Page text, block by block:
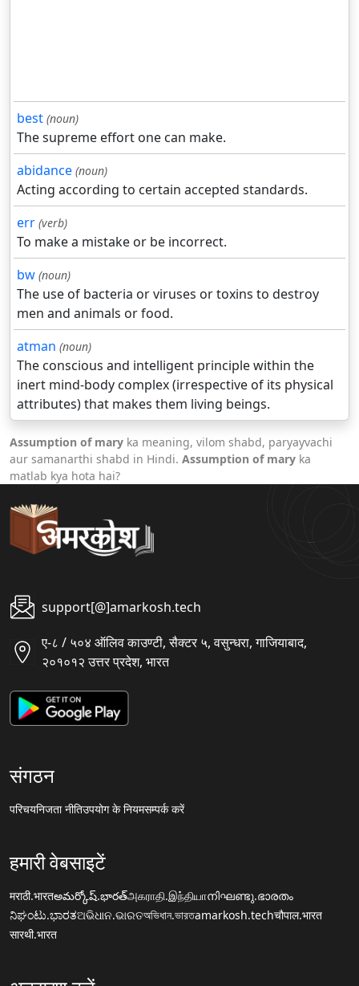
best (noun)
The supreme effort one can make.
abidance (noun)
Acting according to certain accepted standards.
err (verb)
To make a mistake or be incorrect.
bw (noun)
The use of bacteria or viruses or toxins to destroy
men and animals or food.
atman (noun)
The conscious and intelligent principle within the
inert mind-body complex (irrespective of its physical
attributes) that makes them living beings.
Assumption of mary ka meaning, vilom shabd, paryayvachi
aur samanarthi shabd in Hindi. Assumption of mary ka
matlab kya hota hai?
support[@]amarkosh.tech
ए-८ / ५०४ ऑलिव काउण्टी, सैक्टर ५, वसुन्धरा, गाजियाबाद,
२०१०१२ उत्तर प्रदेश, भारत
संगठन
परिचयनिजता नीतिउपयोग के नियमसम्पर्क करें
हमारी वेबसाइटें
मराठी.भारतఅమర్కోష్.భారత్அகராதி.இந்தியாനിഘണ്ടു.ഭാരതം
ನಿಘಂಟು.ಭಾರತଅଭିଧାନ.ଭାରତঅভিধান.ভারতamarkosh.techचौपाल.भारत
सारथी.भारत